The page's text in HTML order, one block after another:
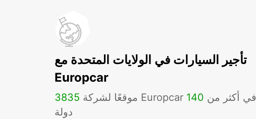
تأجير السيارات في الولايات المتحدة مع
Europcar
3835 موقعًا لشركة Europcar في أكثر من 140
دولة